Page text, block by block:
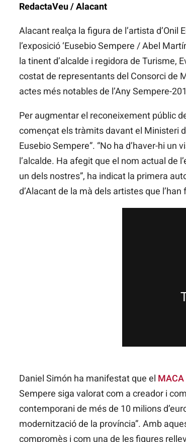
RedactaVeu / Alacant
Alacant realça la figura de l’artista
l’exposició ‘Eusebio Sempere / Abel
la tinent d’alcalde i regidora de Turisme,
costat de representants del Consorci de
actes més notables de l’Any Sempere-
Per augmentar el reconeixement públic
començat els tràmits davant el Ministeri
Eusebio Sempere”. “No ha d’haver-hi
l’alcalde. Ha afegit que el nom actual de
un dels nostres”, ha indicat la primera
d’Alacant de la mà dels artistes que l’han
Daniel Simón ha manifestat que el MACA
Sempere siga valorat com a creador i
contemporani de més de 10 milions
modernització de la província”. Amb
compromès i com una de les figures